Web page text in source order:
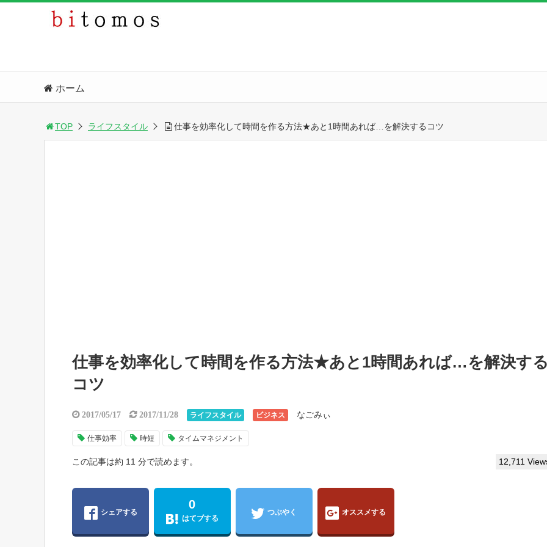
ホーム
TOP ライフスタイル 仕事を効率化して時間を作る方法★あと1時間あれば…を解決するコツ
仕事を効率化して時間を作る方法★あと1時間あれば…を解決す
コツ
2017/05/17 2017/11/28 ライフスタイル ビジネス なごみぃ
仕事効率 時短 タイムマネジメント
この記事は約 11 分で読めます。 12,711
シェアする
0
はてブする
つぶやく オススメする